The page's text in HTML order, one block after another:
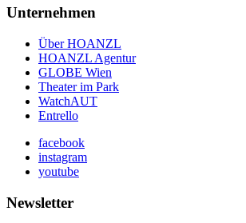
Unternehmen
Über HOANZL
HOANZL Agentur
GLOBE Wien
Theater im Park
WatchAUT
Entrello
facebook
instagram
youtube
Newsletter